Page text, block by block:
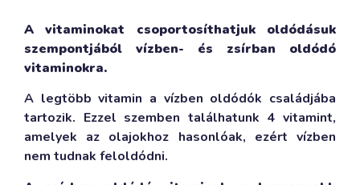
A vitaminokat csoportosíthatjuk oldódásuk
szempontjából vízben- és zsírban oldódó
vitaminokra.
A legtöbb vitamin a vízben oldódók családjába
tartozik. Ezzel szemben találhatunk 4 vitamint,
amelyek az olajokhoz hasonlóak, ezért vízben
nem tudnak feloldódni.